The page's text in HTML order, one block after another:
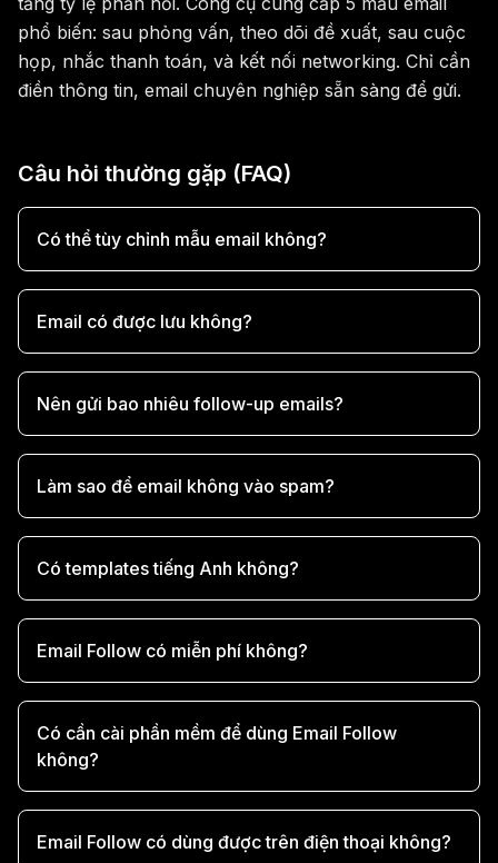
phổ biến: sau phỏng vấn, theo dõi đề xuất, sau cuộc
họp, nhắc thanh toán, và kết nối networking. Chỉ cần
điền thông tin, email chuyên nghiệp sẵn sàng để gửi.
Câu hỏi thường gặp (FAQ)
Có thể tùy chỉnh mẫu email không?
Email có được lưu không?
Nên gửi bao nhiêu follow-up emails?
Làm sao để email không vào spam?
Có templates tiếng Anh không?
Email Follow có miễn phí không?
Có cần cài phần mềm để dùng Email Follow
không?
Email Follow có dùng được trên điện thoại không?